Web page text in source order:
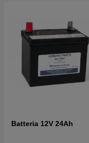
Batteria 12V 24Ah